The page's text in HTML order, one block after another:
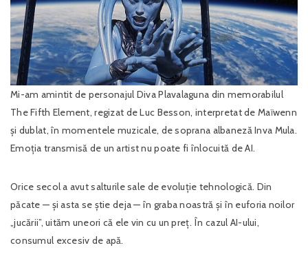
Mi-am amintit de personajul Diva Plavalaguna din memorabilul
The Fifth Element, regizat de Luc Besson, interpretat de Maïwenn
și dublat, în momentele muzicale, de soprana albaneză Inva Mula.
Emoția transmisă de un artist nu poate fi înlocuită de AI.
Orice secol a avut salturile sale de evoluție tehnologică. Din
păcate — și asta se știe deja — în graba noastră și în euforia noilor
„jucării”, uităm uneori că ele vin cu un preț. În cazul AI-ului,
consumul excesiv de apă.